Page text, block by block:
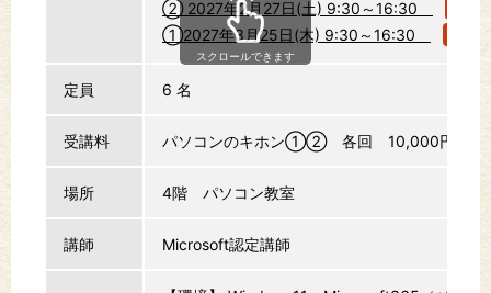
② 2027年2月27日(土) 9:30～16:30
①2027年3月25日(木) 9:30～16:30
申
定員 6 名
受講料 パソコンのキホン①② 各回 10,000円（テ
場所 4階 パソコン教室
講師 Microsoft認定講師
スクロールできます